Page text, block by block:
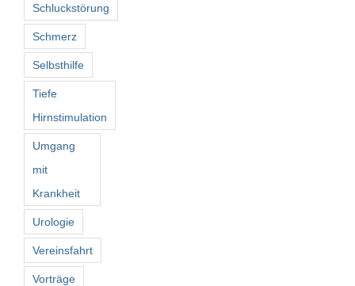
Schluckstörung
Schmerz
Selbsthilfe
Tiefe
Hirnstimulation
Umgang
mit
Krankheit
Urologie
Vereinsfahrt
Vorträge